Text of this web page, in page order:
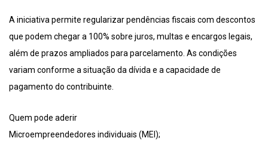
A iniciativa permite regularizar pendências fiscais com descontos
que podem chegar a 100% sobre juros, multas e encargos legais,
além de prazos ampliados para parcelamento. As condições
variam conforme a situação da dívida e a capacidade de
pagamento do contribuinte.
Quem pode aderir
Microempreendedores individuais (MEI);